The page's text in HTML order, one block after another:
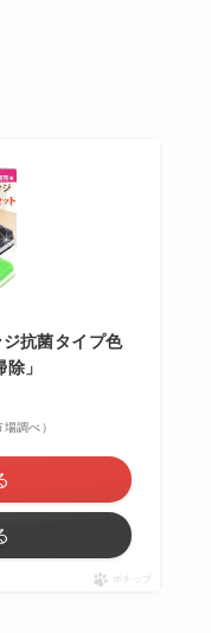
抗菌タイプ色
」
調べ）
ポチップ